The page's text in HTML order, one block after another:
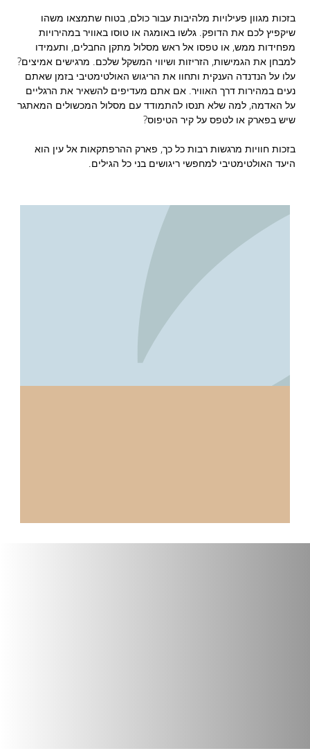
בזכות מגוון פעילויות מלהיבות עבור כולם, בטוח שתמצאו משהו
שיקפיץ לכם את הדופק. גלשו באומגה או טוסו באוויר במהירויות
מפחידות ממש, או טפסו אל ראש מסלול מתקן החבלים, ותעמידו
למבחן את הגמישות, הזריזות ושיווי המשקל שלכם. מרגישים אמיצים?
עלו על הנדנדה הענקית ותחוו את הריגוש האולטימטיבי בזמן שאתם
נעים במהירות דרך האוויר. אם אתם מעדיפים להשאיר את הרגליים
על האדמה, למה שלא תנסו להתמודד עם מסלול המכשולים המאתגר
שיש בפארק או לטפס על קיר הטיפוס?
בזכות חוויות מרגשות רבות כל כך, פארק ההרפתקאות אל עין הוא
היעד האולטימטיבי למחפשי ריגושים בני כל הגילים.